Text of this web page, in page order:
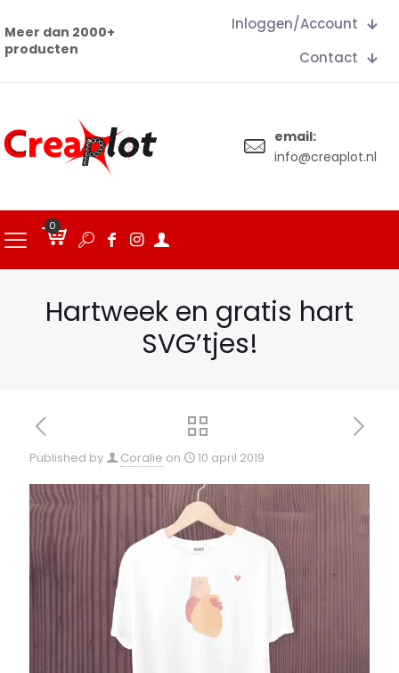
Meer dan 2000+
producten
Inloggen/Account
Contact
email:
info@creaplot.nl
0
Hartweek en gratis hart
SVG’tjes!
Published by Coralie on 10 april 2019